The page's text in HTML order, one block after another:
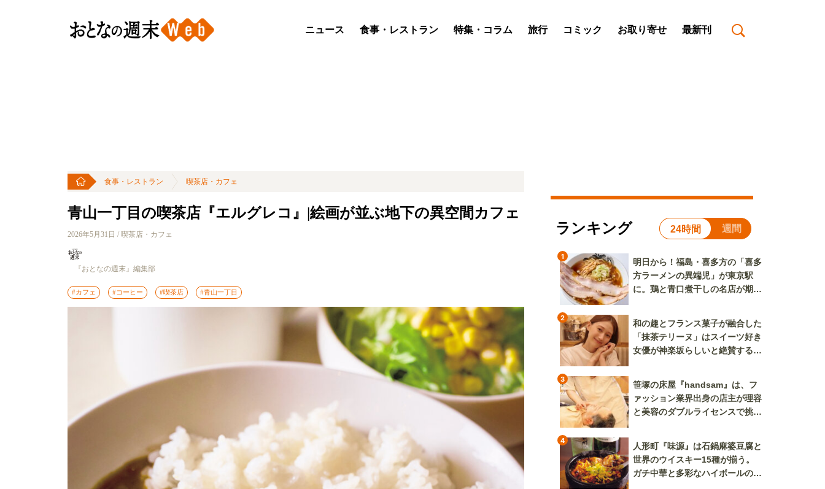
ニュース 食事・レストラン 特集・コラム 旅行 コミック お取り寄せ 最新刊
食事・レストラン 喫茶店・カフェ
青山一丁目の喫茶店『エルグレコ』|絵画が並ぶ地下の異空間カフェ
2026年5月31日 / 喫茶店・カフェ
『おとなの週末』編集部
#カフェ #コーヒー #喫茶店 #青山一丁目
ランキング 24時間 週間
1
明日から！福島・喜多方の「喜多
方ラーメンの異端児」が東京駅
に。鶏と青口煮干しの名店が期間
2
和の趣とフランス菓子が融合した
「抹茶テリーヌ」はスイーツ好き
女優が神楽坂らしいと絶賛する逸
3
笹塚の床屋『handsam』は、フ
ァッション業界出身の店主が理容
と美容のダブルライセンスで挑む
4
人形町『味源』は石鍋麻婆豆腐と
世界のウイスキー15種が揃う。
ガチ中華と多彩なハイボールの組